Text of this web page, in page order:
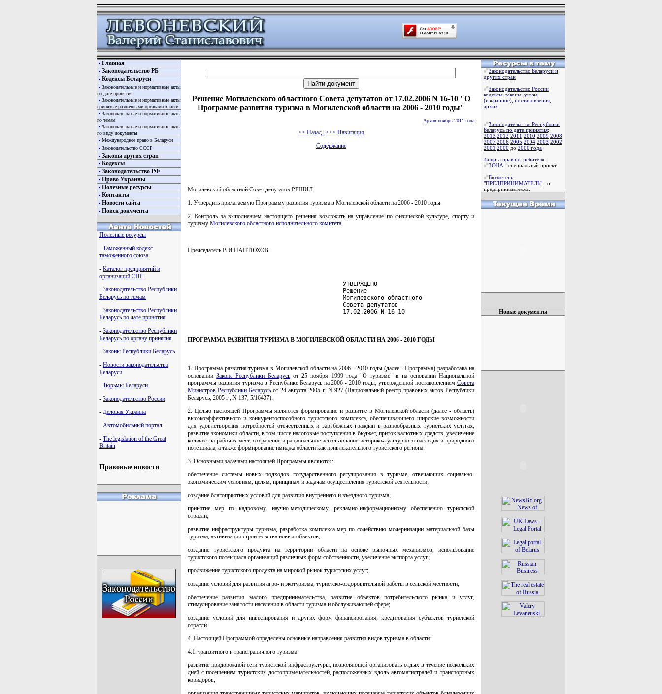
Главная
Законодательство РБ
Кодексы Беларуси
Законодательные и нормативные акты
по дате принятия
Законодательные и нормативные акты
принятые различными органами власти
Законодательные и нормативные акты
по темам
Законодательные и нормативные акты
по виду документы
Международное право в Беларуси
Законодательство СССР
Законы других стран
Кодексы
Законодательство РФ
Право Украины
Полезные ресурсы
Контакты
Новости сайта
Поиск документа
Полезные ресурсы
- Таможенный кодекс
таможенного союза
- Каталог предприятий и
организаций СНГ
- Законодательство Республики
Беларусь по темам
- Законодательство Республики
Беларусь по дате принятия
- Законодательство Республики
Беларусь по органу принятия
- Законы Республики Беларусь
- Новости законодательства
Беларуси
- Тюрьмы Беларуси
- Законодательство России
- Деловая Украина
- Автомобильный портал
- The legislation of the Great
Britain
Правовые новости
Решение Могилевского областного Совета депутатов от 17.02.2006 N 16-10 "О
Программе развития туризма в Могилевской области на 2006 - 2010 годы"
Архив ноябрь 2011 года
<< Назад| <<< Навигация
Содержание
Могилевский областной Совет депутатов РЕШИЛ:
1. Утвердить прилагаемую Программу развития туризма в Могилевской области на 2006 - 2010 годы.
2. Контроль за выполнением настоящего решения возложить на управление по физической культуре, спорту и
туризму Могилевского областного исполнительного комитета
Председатель В.И.ПАНТЮХОВ
                                             УТВЕРЖДЕНО
                                             Решение
                                             Могилевского областного
                                             Совета депутатов
                                             17.02.2006 N 16-10
ПРОГРАММА РАЗВИТИЯ ТУРИЗМА В МОГИЛЕВСКОЙ ОБЛАСТИ НА 2006 - 2010 ГОДЫ
1. Программа развития туризма в Могилевской области на 2006 - 2010 годы (далее - Программа) разработана на
основанииЗакона Республики Беларусьот 25 ноября 1999 года "О туризме" и на основании Национальной
программы развития туризма в Республике Беларусь на 2006 - 2010 годы, утвержденной постановлением Совета
Министров Республики Беларусь от 24 августа 2005 г. N 927 (Национальный реестр правовых актов Республики
Беларусь, 2005 г., N 137, 5/16437).
2. Целью настоящей Программы являются формирование и развитие в Могилевской области (далее - область)
высокоэффективного и конкурентоспособного туристского комплекса, обеспечивающего широкие возможности
для удовлетворения потребностей отечественных и зарубежных граждан в разнообразных туристских услугах,
развитие экономики области, в том числе налоговые поступления в бюджет, приток валютных средств, увеличение
количества рабочих мест, сохранение и рациональное использование историко-культурного наследия и природного
потенциала, а также формирование имиджа области как привлекательного туристского региона.
3. Основными задачами настоящей Программы являются:
обеспечение системы новых подходов государственного регулирования в туризме, отвечающих социально-
экономическим условиям, целям, принципам и задачам осуществления туристской деятельности;
создание благоприятных условий для развития внутреннего и въездного туризма;
принятие мер по кадровому, научно-методическому, рекламно-информационному обеспечению туристской
отрасли;
развитие инфраструктуры туризма, разработка комплекса мер по содействию модернизации материальной базы
туризма, активизации строительства новых объектов;
создание туристского продукта на территории области на основе рыночных механизмов, использование
туристского потенциала организаций различных форм собственности, увеличение экспорта услуг;
продвижение туристского продукта на мировой рынок туристских услуг;
создание условий для развития агро- и экотуризма, туристско-оздоровительной работы в сельской местности;
обеспечение развития малого предпринимательства, развитие объектов потребительского рынка и услуг,
стимулирование занятости населения в области туризма и обслуживающей сфере;
создание условий для инвестирования и других форм финансирования, кредитования субъектов туристской
отрасли.
4. Настоящей Программой определены основные направления развития видов туризма в области:
4.1. транзитного и трансграничного туризма:
развитие придорожной сети туристской инфраструктуры, позволяющей организовать отдых в течение нескольких
дней с посещением туристских достопримечательностей, расположенных вдоль автомагистралей и транспортных
коридоров;
Законодательство Беларуси и
других стран
Законодательство России
кодексы законы указы
(изьранное) постановления
архив
Законодательство Республики
Беларусь по дате принятия:
2013 2012 2011 2010 2009 2008
2007 2006 2005 2004 2003 2002
2001 2000 до 2000 года
Защита прав потребителя
ЗОНА - специальный проект
Бюллетень
"ПРЕДПРИНИМАТЕЛЬ" - о
предпринимателях.
Новые документы